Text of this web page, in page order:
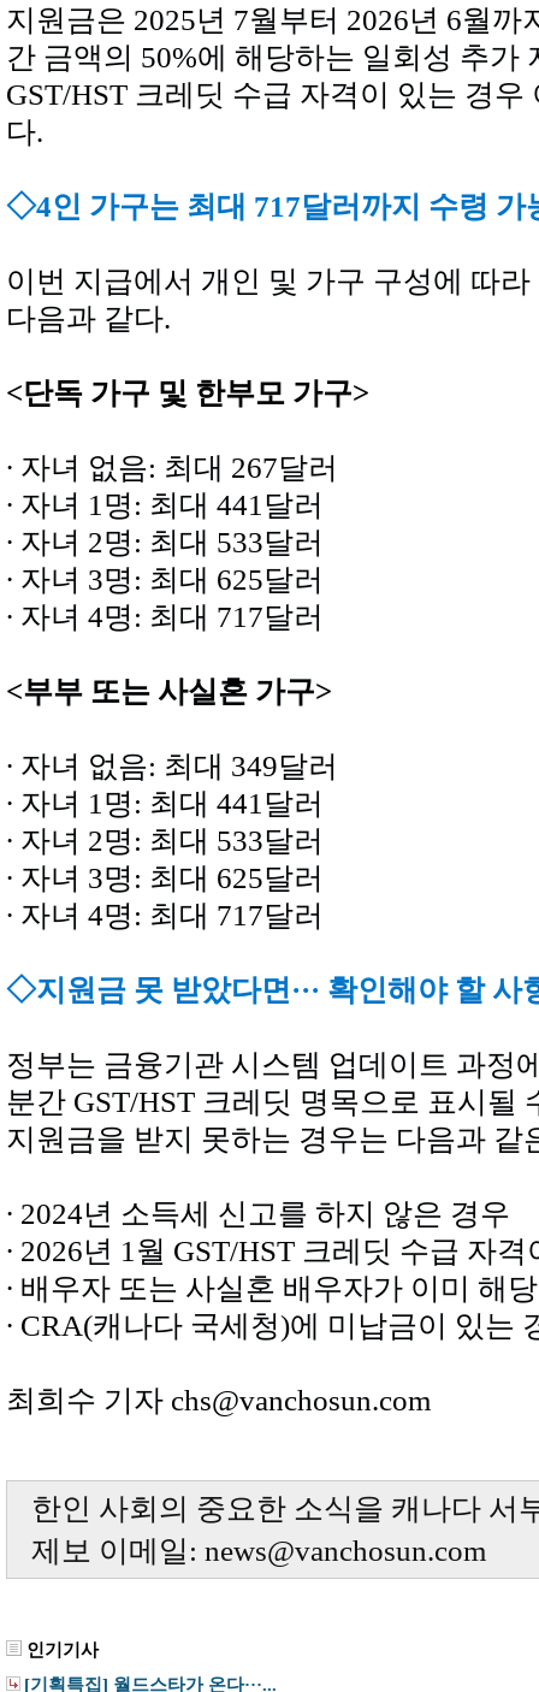
지원금은 2025년 7월부터 2026년 6월까
간 금액의 50%에 해당하는 일회성 추가
GST/HST 크레딧 수급 자격이 있는 경
다.
◇4인 가구는 최대 717달러까지 수령 가
이번 지급에서 개인 및 가구 구성에 따
다음과 같다.
<단독 가구 및 한부모 가구>
∙ 자녀 없음: 최대 267달러
∙ 자녀 1명: 최대 441달러
∙ 자녀 2명: 최대 533달러
∙ 자녀 3명: 최대 625달러
∙ 자녀 4명: 최대 717달러
<부부 또는 사실혼 가구>
∙ 자녀 없음: 최대 349달러
∙ 자녀 1명: 최대 441달러
∙ 자녀 2명: 최대 533달러
∙ 자녀 3명: 최대 625달러
∙ 자녀 4명: 최대 717달러
◇지원금 못 받았다면··· 확인해야 할 사
정부는 금융기관 시스템 업데이트 과정
분간 GST/HST 크레딧 명목으로 표시될
지원금을 받지 못하는 경우는 다음과 같
∙ 2024년 소득세 신고를 하지 않은 경우
∙ 2026년 1월 GST/HST 크레딧 수급 자
∙ 배우자 또는 사실혼 배우자가 이미 해
∙ CRA(캐나다 국세청)에 미납금이 있는
최희수 기자 chs@vanchosun.com
한인 사회의 중요한 소식을 캐나다 서
제보 이메일: news@vanchosun.com
인기기사
[기획특집] 월드스타가 온다···...